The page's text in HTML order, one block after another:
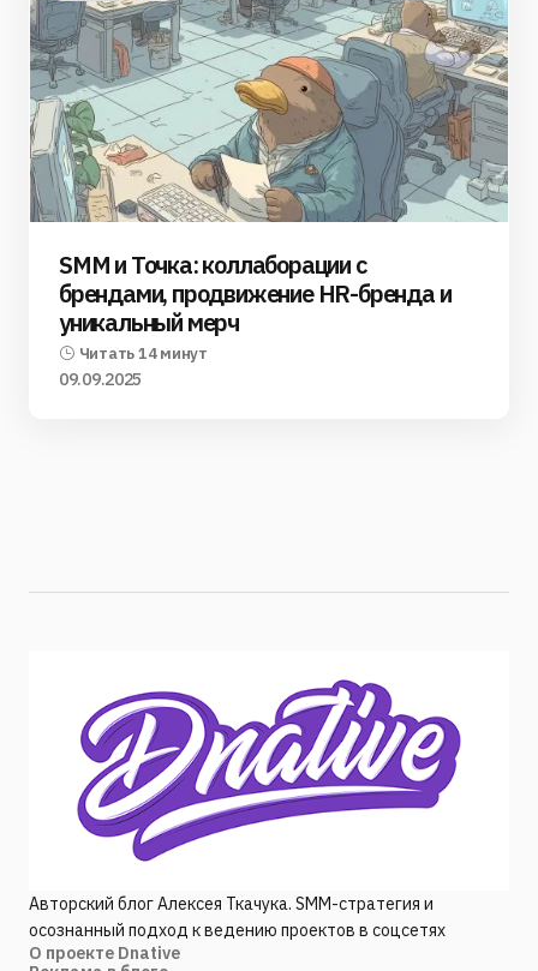
SMM и Точка: коллаборации с
брендами, продвижение HR-бренда и
уникальный мерч
Читать 14 минут
09.09.2025
Авторский блог Алексея Ткачука. SMM-стратегия и
осознанный подход к ведению проектов в соцсетях
О проекте Dnative